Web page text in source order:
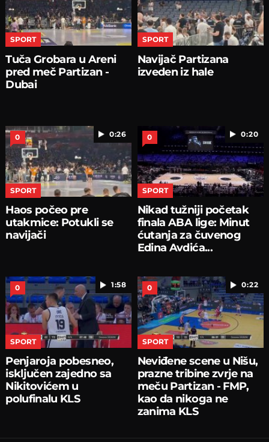
SPORT
Tuča Grobara u Areni
pred meč Partizan -
Dubai
SPORT
Navijač Partizana
izveden iz hale
0:26
0
SPORT
Haos počeo pre
utakmice: Potukli se
navijači
0:20
0
SPORT
Nikad tužniji početak
finala ABA lige: Minut
ćutanja za čuvenog
Edina Avdića...
1:58
0
SPORT
Penjaroja pobesneo,
isključen zajedno sa
Nikitovićem u
polufinalu KLS
0:22
0
SPORT
Neviđene scene u Nišu,
prazne tribine zvrje na
meču Partizan - FMP,
kao da nikoga ne
zanima KLS